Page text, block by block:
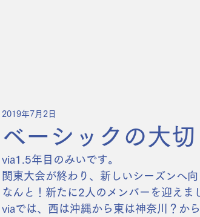
ベーシックの大切
2019年7月2日
via1.5年目のみいです。
関東大会が終わり、新しいシーズンへ
なんと！新たに2人のメンバーを迎えま
viaでは、西は沖縄から東は神奈川？か